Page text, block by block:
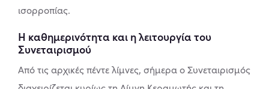
ισορροπίας.
Η καθημερινότητα και η λειτουργία του
Συνεταιρισμού
Από τις αρχικές πέντε λίμνες, σήμερα ο Συνεταιρισμός